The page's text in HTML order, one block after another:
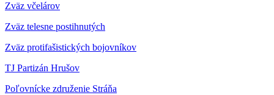
Zväz včelárov
Zväz telesne postihnutých
Zväz protifašistických bojovníkov
TJ Partizán Hrušov
Poľovnícke združenie Stráňa